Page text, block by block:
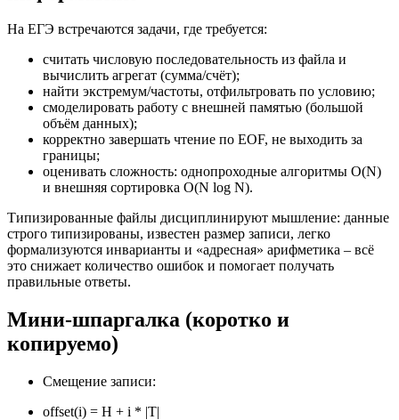
На ЕГЭ встречаются задачи, где требуется:
считать числовую последовательность из файла и
вычислить агрегат (сумма/счёт);
найти экстремум/частоты, отфильтровать по условию;
смоделировать работу с внешней памятью (большой
объём данных);
корректно завершать чтение по EOF, не выходить за
границы;
оценивать сложность: однопроходные алгоритмы O(N)
и внешняя сортировка O(N log N).
Типизированные файлы дисциплинируют мышление: данные
строго типизированы, известен размер записи, легко
формализуются инварианты и «адресная» арифметика – всё
это снижает количество ошибок и помогает получать
правильные ответы.
Мини-шпаргалка (коротко и
копируемо)
Смещение записи:
offset(i) = H + i * |T|